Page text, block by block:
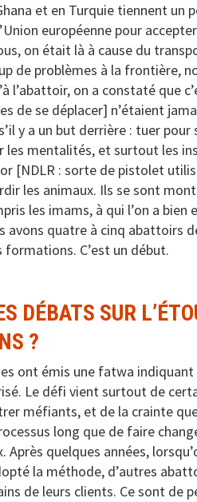
et en Turquie tiennent un
européenne pour
on était là à cause du
de problèmes à la frontière,
l’abattoir, on a constaté que
de se déplacer] n’étaient
y a un but derrière : tuer
les mentalités, et surtout les
[NDLR : sorte de pistolet
les animaux. Ils se sont
les imams, à qui l’on a
avons quatre à cinq abattoirs
C’est un début.
DÉBATS SUR
?
ont émis une fatwa
Le défi vient surtout de
méfiants, et de la crainte
long que de faire
Après quelques années,
la méthode, d’autres
de leurs clients. Ce sont de